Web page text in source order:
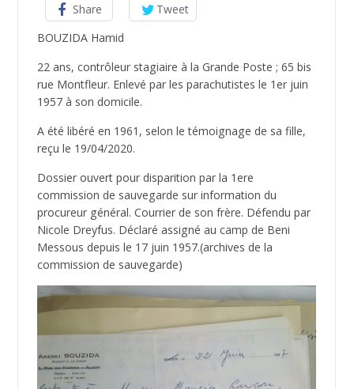
Share
Tweet
BOUZIDA Hamid
22 ans, contrôleur stagiaire à la Grande Poste ; 65 bis
rue Montfleur. Enlevé par les parachutistes le 1er juin
1957 à son domicile.
A été libéré en 1961, selon le témoignage de sa fille,
reçu le 19/04/2020.
Dossier ouvert pour disparition par la 1ere
commission de sauvegarde sur information du
procureur général. Courrier de son frère. Défendu par
Nicole Dreyfus. Déclaré assigné au camp de Beni
Messous depuis le 17 juin 1957.(archives de la
commission de sauvegarde)